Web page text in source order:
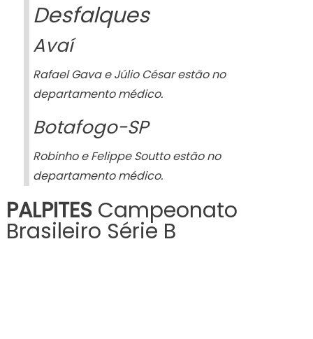
Desfalques
Avaí
Rafael Gava e Júlio César estão no
departamento médico.
Botafogo-SP
Robinho e Felippe Soutto estão no
departamento médico.
PALPITES Campeonato
Brasileiro Série B